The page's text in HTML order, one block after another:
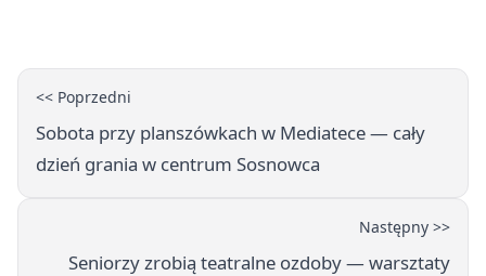
<< Poprzedni
Sobota przy planszówkach w Mediatece — cały
dzień grania w centrum Sosnowca
Następny >>
Seniorzy zrobią teatralne ozdoby — warsztaty